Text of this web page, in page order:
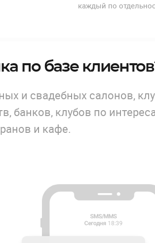
каждый по
по базе
и свадебных салонов,
банков, клубов по
и кафе.